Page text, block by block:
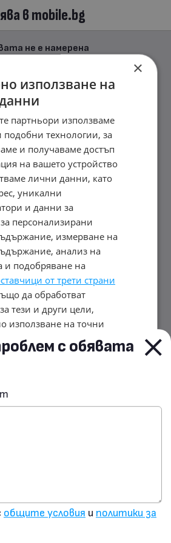
в mobile.bg
E-mail
на
с обявата
общите условия и политики за
не е намерена
×
използване на
партньори използваме
подобни технологии, за
и получаваме достъп
на вашето устройство
лични данни, като
уникални
и данни за
персонализирани
измерване на
анализ на
и подобряване на
от трети страни
да обработват
тези и други цели,
използване на точни
и характеристики
Вашият избор важи
да разчитат на
вместо на съгласие;
да възразите вНастройки
ВСИЧКИ